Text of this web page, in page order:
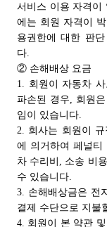
서비스 이용 자격이
에는 회원 자격이
용권한에 대한 판
다.
② 손해배상 요금
1. 회원이 자동차
파손된 경우, 회원
임이 있습니다.
2. 회사는 회원이
에 의거하여 페널티
차 수리비, 소송 비
수 있습니다.
3. 손해배상금은 전
결제 수단으로 지불
4. 회원이 본 약관